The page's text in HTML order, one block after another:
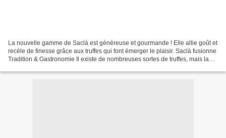
La nouvelle gamme de Saclà est généreuse et gourmande ! Elle allie goût et
recèle de finesse grâce aux truffes qui font émerger le plaisir. Saclà fusionne
Tradition & Gastronomie Il existe de nombreuses sortes de truffes, mais la